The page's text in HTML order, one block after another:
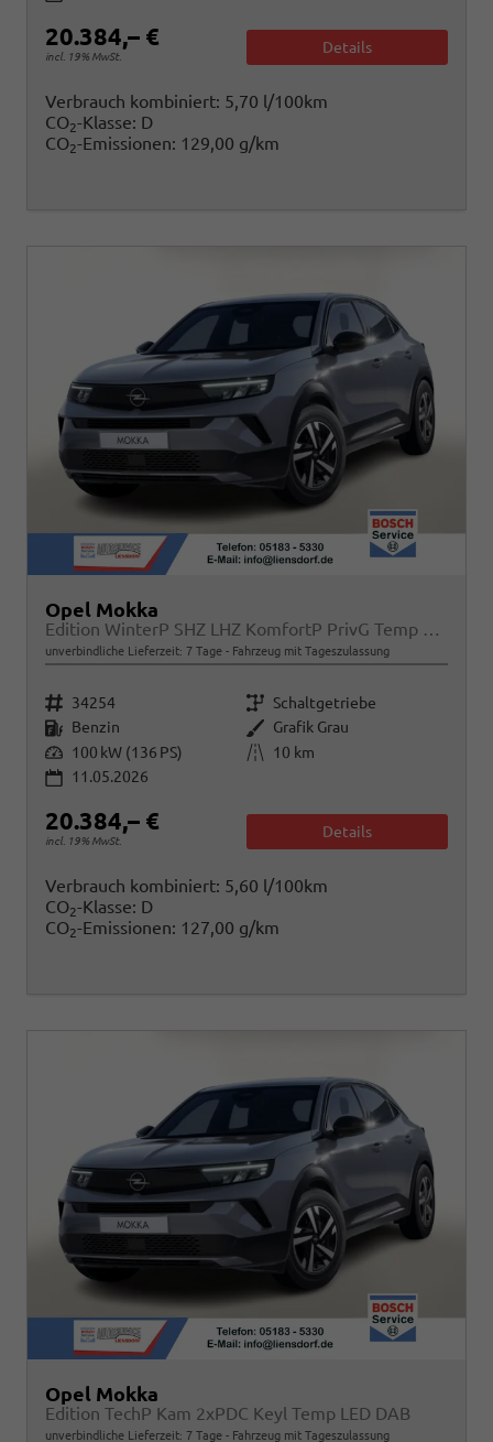
20.384,– €
incl. 19% MwSt.
Details
Verbrauch kombiniert: 5,70 l/100km
CO2-Klasse: D
CO2-Emissionen: 129,00 g/km
Opel Mokka
Edition WinterP SHZ LHZ KomfortP PrivG Temp PDC
unverbindliche Lieferzeit: 7 Tage Fahrzeug mit Tageszulassung
Fahrzeugnr. 34254 Getriebe Schaltgetriebe
Kraftstoff Benzin Außenfarbe Grafik Grau
Leistung 100 kW (136 PS) Kilometerstand
10 km
11.05.2026
20.384,– €
incl. 19% MwSt.
Details
Verbrauch kombiniert: 5,60 l/100km
CO2-Klasse: D
CO2-Emissionen: 127,00 g/km
Opel Mokka
Edition TechP Kam 2xPDC Keyl Temp LED DAB
unverbindliche Lieferzeit: 7 Tage Fahrzeug mit Tageszulassung